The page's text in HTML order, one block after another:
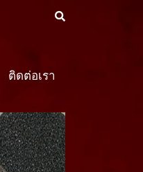
ติดต่อเรา